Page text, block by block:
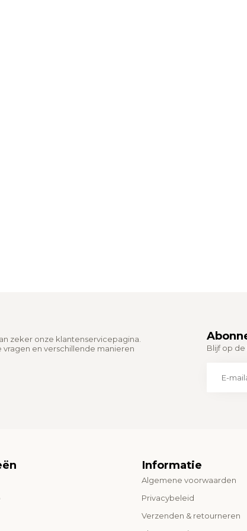
gehad, simpelweg subliem.
in verband met weinig ruimte boven het
erg tevreden!
zeker onze klantenservicepagina.
en verschillende manieren
Blijf op
Informatie
Algemene voorwaarden
Privacybeleid
Verzenden & retourneren